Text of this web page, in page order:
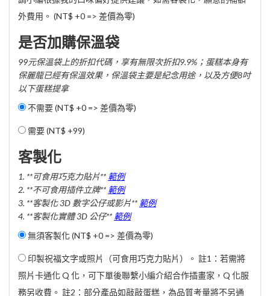
外費用。 (NT$ +0 => 差價為零)
是否加購保溫袋
99元保溫袋上的折扣代碼，享有無限次折扣9.9%；蛋糕本身有
保麗龍已經有保溫效果，保溫袋主要是紀念用途，以及方便8吋
以下蛋糕提拿
不需要 (NT$ +0 => 差價為零)
需要 (NT$ +99)
客製化
1. **可食用巧克力貼片** 範例
2. **不可食用插件立牌** 範例
3. **客製化 3D 數字公仔或影片** 範例
4. **客製化實體 3D 公仔** 範例
無須客製化 (NT$ +0 => 差價為零)
印製祝福文字或照片（可食用巧克力貼片）。 註1：若需將
照片卡通化 Q 化，可下單後聯繫小編介紹合作插畫家，Q 化服
務另收費。 註2：部分產品如敲敲蛋糕，為品質考量將不另通